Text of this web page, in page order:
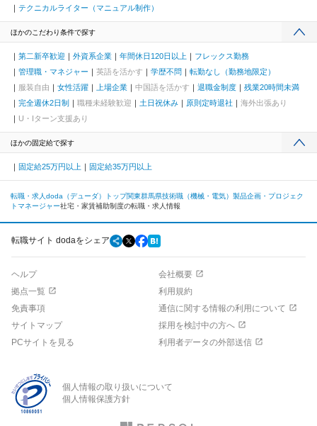
テクニカルライター（マニュアル制作）
ほかのこだわり条件で探す
第二新卒歓迎 外資系企業 年間休日120日以上
フレックス勤務
管理職・マネジャー
英語を活かす 学歴不問
転勤なし（勤務地限定）
服装自由
女性活躍 上場企業 中国語を活かす 退職金制度
残業20時間未満
完全週休2日制
職種未経験歓迎 土日祝休み 原則定時退社
海外出張あり
U・Iターン支援あり
ほかの固定給で探す
固定給25万円以上 固定給35万円以上
転職・求人doda（デューダ）トップ関東群馬県技術職（機械・電気） 製品企画・プロジェク
トマネージャー社宅・家賃補助制度の転職・求人情報
転職サイト dodaをシェア
ヘルプ
会社概要
拠点一覧
利用規約
免責事項
通信に関する情報の利用について
サイトマップ
採用を検討中の方へ
PCサイトを見る
利用者データの外部送信
個人情報の取り扱いについて
個人情報保護方針